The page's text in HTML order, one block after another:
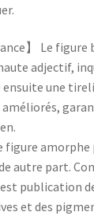
】 Le figure
adjectif,
une
amorphe
autre part.
publication
et des